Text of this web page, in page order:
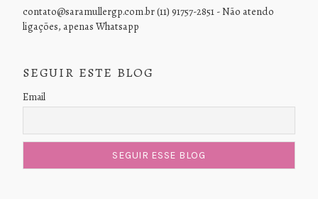
contato@saramullergp.com.br (11) 91757-2851 - Não atendo
ligações, apenas Whatsapp
SEGUIR ESTE BLOG
Email